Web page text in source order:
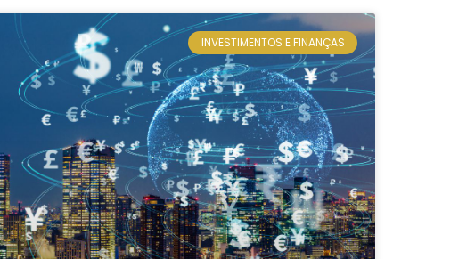
INVESTIMENTOS E FINANÇAS